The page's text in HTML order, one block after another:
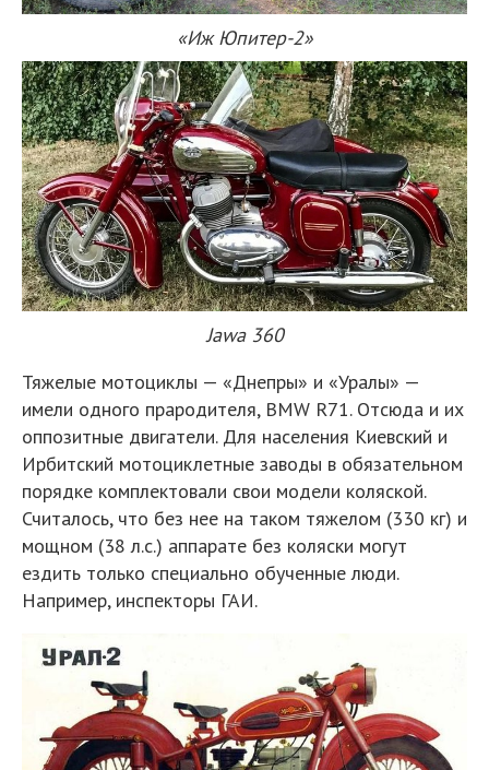
«Иж Юпитер-2»
Jawa 360
Тяжелые мотоциклы — «Днепры» и «Уралы» —
имели одного прародителя, BMW R71. Отсюда и их
оппозитные двигатели. Для населения Киевский и
Ирбитский мотоциклетные заводы в обязательном
порядке комплектовали свои модели коляской.
Считалось, что без нее на таком тяжелом (330 кг) и
мощном (38 л.с.) аппарате без коляски могут
ездить только специально обученные люди.
Например, инспекторы ГАИ.